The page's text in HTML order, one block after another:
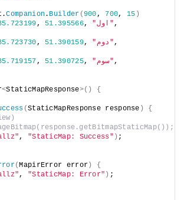
Companion. Builder (900, 700, 15 )
, 51.395566, "اول",
, 51.390159, "دوم",
, 51.390725, "سوم",
<StaticMapResponse>()
{
(StaticMapResponse response )
{
, "StaticMap: Success" ) ;
(MapirError error )
{
, "StaticMap: Error" ) ;